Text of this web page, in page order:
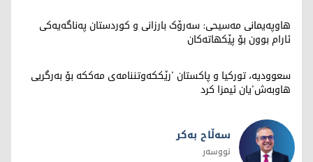
هاوپەیمانی مەسیحی: سەرۆک بارزانی و کوردستان په‌ناگه‌یه‌كی
ئارام بوون بۆ پێکهاتەکان
سعوودیە، تورکیا و پاکستان 'رێککەوتننامەی مەککە بۆ بەرگریی
هاوبەش'یان ئیمزا کرد
سەڵاح بەکر
نووسەر